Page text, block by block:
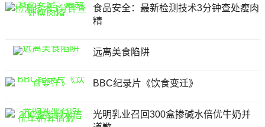
食品安全：最新检测技术3分钟查处瘦肉
精
远离美食陷阱
BBC纪录片《饮食变迁》
光明乳业召回300盒掺碱水倍优牛奶并